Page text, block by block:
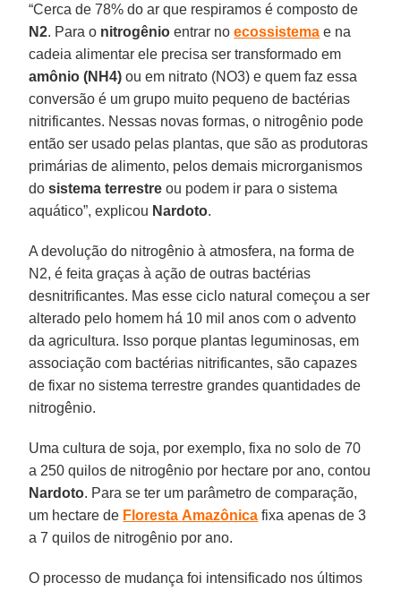
“Cerca de 78% do ar que respiramos é composto de
N2. Para o nitrogênio entrar noecossistema e na
cadeia alimentar ele precisa ser transformado em
amônio (NH4) ou em nitrato (NO3) e quem faz essa
conversão é um grupo muito pequeno de bactérias
nitrificantes. Nessas novas formas, o nitrogênio pode
então ser usado pelas plantas, que são as produtoras
primárias de alimento, pelos demais microrganismos
dosistema terrestre ou podem ir para o sistema
aquático”, explicou Nardoto.
A devolução do nitrogênio à atmosfera, na forma de
N2, é feita graças à ação de outras bactérias
desnitrificantes. Mas esse ciclo natural começou a ser
alterado pelo homem há 10 mil anos com o advento
da agricultura. Isso porque plantas leguminosas, em
associação com bactérias nitrificantes, são capazes
de fixar no sistema terrestre grandes quantidades de
nitrogênio.
Uma cultura de soja, por exemplo, fixa no solo de 70
a 250 quilos de nitrogênio por hectare por ano, contou
Nardoto. Para se ter um parâmetro de comparação,
um hectare de Floresta Amazônica fixa apenas de 3
a 7 quilos de nitrogênio por ano.
O processo de mudança foi intensificado nos últimos